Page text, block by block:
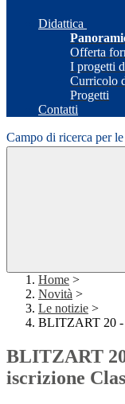
Didattica
Offerta
I progetti
Curricolo
Progetti
Contatti
Campo di ricerca per
Home >
Novità >
Le notizie >
BLITZART 20 -
BLITZART
iscrizione